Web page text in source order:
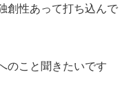
創性あって打ち込んで
のこと聞きたいです